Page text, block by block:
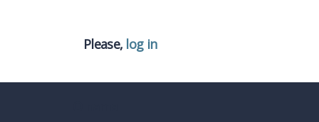
Please, log in